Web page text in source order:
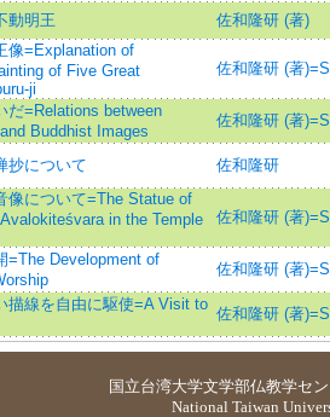
動明王
佐和隆研 (著)
像=Explanation of
of Five Great
ji
佐和隆研 (著
だ=Relations between
Buddhist Images
佐和隆研 (著
抄について
佐和隆研
像について=The Statue of
in the Temple
佐和隆研 (著
=The Development of
佐和隆研 (著
描線を自由に駆使=A Visit to
佐和隆研 (著
国立台湾大学文学部仏教学セ
National Taiwan